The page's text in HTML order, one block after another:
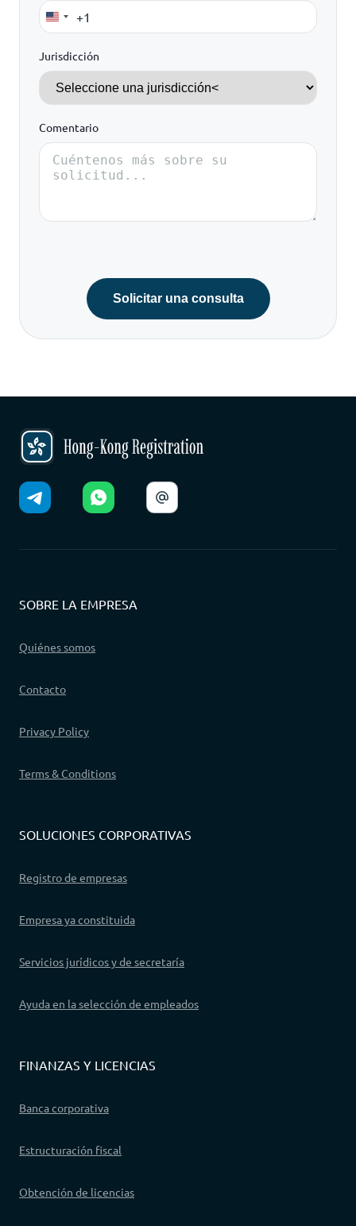
United
+1
+1
Jurisdicción
Comentario
Solicitar una consulta
SOBRE LA EMPRESA
Quiénes somos
Contacto
Privacy Policy
Terms & Conditions
SOLUCIONES CORPORATIVAS
Registro de empresas
Empresa ya constituida
Servicios jurídicos y de secretaría
Ayuda en la selección de empleados
FINANZAS Y LICENCIAS
Banca corporativa
Estructuración fiscal
Obtención de licencias